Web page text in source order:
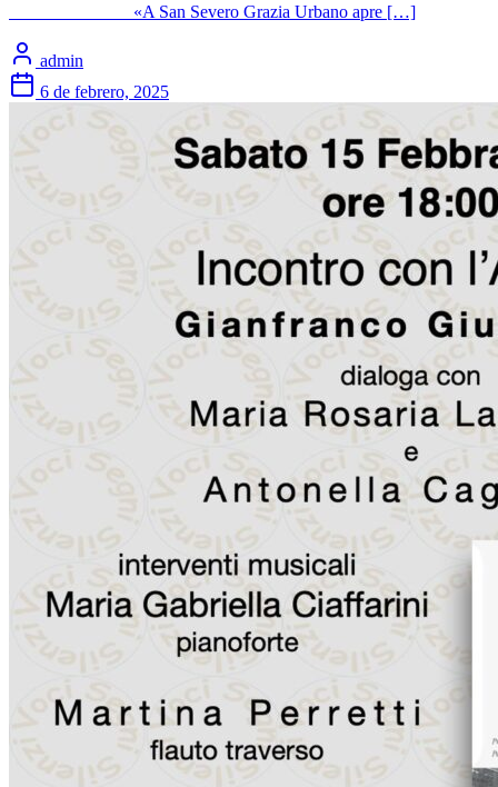
«A San Severo Grazia Urbano apre […]
admin
6 de febrero, 2025